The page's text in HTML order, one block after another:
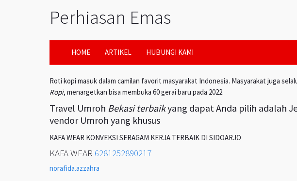
Perhiasan Emas
HOME ARTIKEL HUBUNGI KAMI
Roti kopi masuk dalam camilan favorit masyarakat Indonesia. Masyarakat juga
Ropi, menargetkan bisa membuka 60 gerai baru pada 2022.
Travel Umroh Bekasi terbaikyang dapat Anda pilih adalah
vendor Umroh yang khusus
KAFA WEAR KONVEKSI SERAGAM KERJA TERBAIK DI SIDOARJO
KAFA WEAR 6281252890217
norafida.azzahra